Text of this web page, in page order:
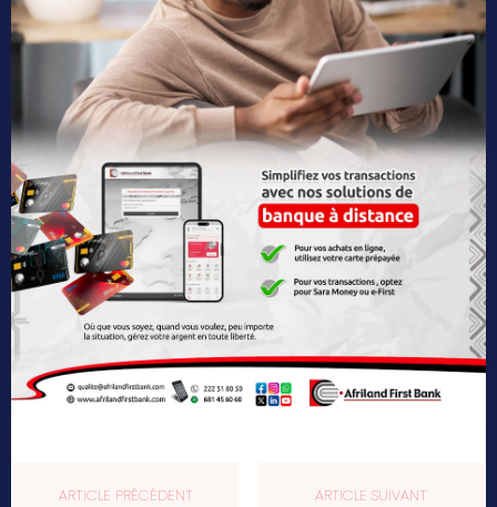
ARTICLE PRÉCÉDENT ARTICLE SUIVANT